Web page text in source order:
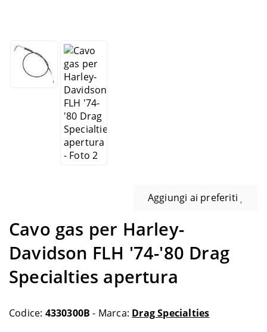
Aggiungi ai preferiti
Cavo gas per Harley-
Davidson FLH '74-'80 Drag
Specialties apertura
Codice: 4330300B - Marca: Drag Specialties